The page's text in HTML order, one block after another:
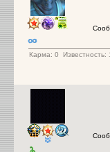
Карма: 0 Известность: